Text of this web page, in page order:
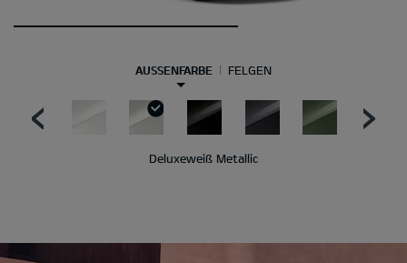
AUSSENFARBE FELGEN
Deluxeweiß Metallic